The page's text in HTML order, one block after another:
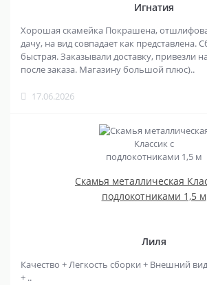
Игнатия
Хорошая скамейка Покрашена,
дачу, на вид совпадает как представлена.
быстрая. Заказывали доставку, привезли
после заказа. Магазину большой плюс)..
17.06.2026
Скамья металлическая
подлокотниками 1,5 м
Лиля
Качество + Легкость сборки + Внешний
+ ..